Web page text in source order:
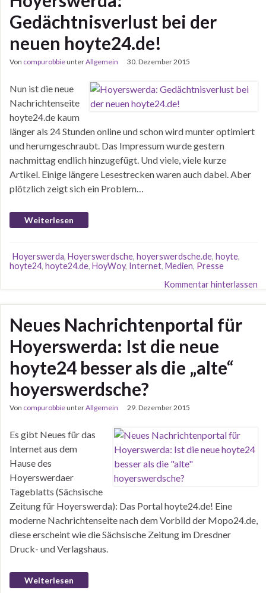
Gedächtnisverlust bei der
neuen hoyte24.de!
Von compurobbieunterAllgemein 30. Dezember 2015
Nun ist die neue
Nachrichtenseite
hoyte24.de kaum
länger als 24 Stunden online und schon wird munter optimiert
und herumgeschraubt. Das Impressum wurde gestern
nachmittag endlich hinzugefügt. Und viele, viele kurze
Artikel. Einige längere Lesestrecken waren auch dabei. Aber
plötzlich zeigt sich ein Problem…
Weiterlesen
Hoyerswerda, Hoyerswerdsche, hoyerswerdsche.de, hoyte,
hoyte24, hoyte24.de, HoyWoy, Internet, Medien, Presse
Kommentar hinterlassen
Neues Nachrichtenportal für
Hoyerswerda: Ist die neue
hoyte24 besser als die „alte“
hoyerswerdsche?
Von compurobbieunterAllgemein 29. Dezember 2015
Es gibt Neues für das
Internet aus dem
Hause des
Hoyerswerdaer
Tageblatts (Sächsische
Zeitung für Hoyerswerda): Das Portal hoyte24.de! Eine
moderne Nachrichtenseite nach dem Vorbild der Mopo24.de,
diese erscheint wie die Sächsische Zeitung im Dresdner
Druck- und Verlagshaus.
Weiterlesen